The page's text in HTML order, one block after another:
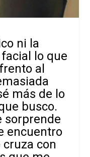
ni la
lo que
al
más de lo
busco.
sorprende
encuentro
con